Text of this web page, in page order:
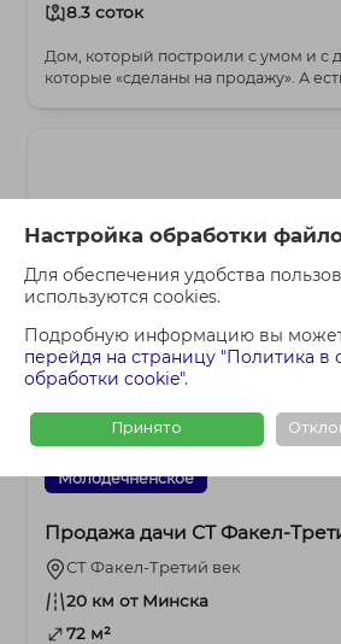
Настройка обработки
Для обеспечения удобства
используются cookies.
Подробную информацию вы
перейдя на страницу "Политика в
обработки cookie".
Принято
8.3 соток
Дом, который построили с умом и с душой.
которые «сделаны на продажу». А
Молодечненское
Продажа дачи СТ Факел-
СТ Факел-Третий век
20 км от Минска
72 м²